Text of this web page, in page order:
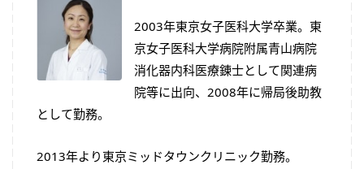
2003年東京女子医科大学卒業。 東
京女子医科大学病院附属青山病院
消化器内科医療錬士として関連病
院等に出向、 2008年に帰局後助教
として勤務。
2013年より東京ミッドタウンクリニック勤務。